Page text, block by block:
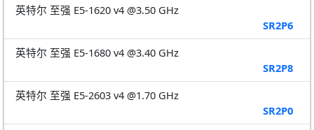
英特尔 至强 E5-1620 v4 @3.50 GHz
SR2P6
英特尔 至强 E5-1680 v4 @3.40 GHz
SR2P8
英特尔 至强 E5-2603 v4 @1.70 GHz
SR2P0